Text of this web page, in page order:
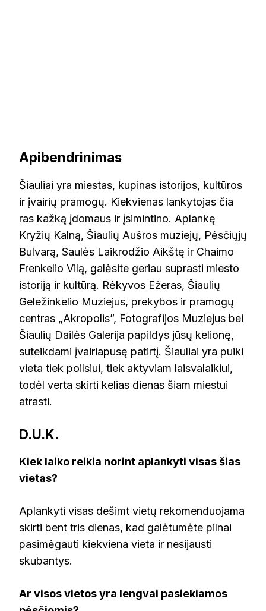
Apibendrinimas
Šiauliai yra miestas, kupinas istorijos, kultūros
ir įvairių pramogų. Kiekvienas lankytojas čia
ras kažką įdomaus ir įsimintino. Aplankę
Kryžių Kalną, Šiaulių Aušros muziejų, Pėsčiųjų
Bulvarą, Saulės Laikrodžio Aikštę ir Chaimo
Frenkelio Vilą, galėsite geriau suprasti miesto
istoriją ir kultūrą. Rėkyvos Ežeras, Šiaulių
Geležinkelio Muziejus, prekybos ir pramogų
centras „Akropolis”, Fotografijos Muziejus bei
Šiaulių Dailės Galerija papildys jūsų kelionę,
suteikdami įvairiapusę patirtį. Šiauliai yra puiki
vieta tiek poilsiui, tiek aktyviam laisvalaikiui,
todėl verta skirti kelias dienas šiam miestui
atrasti.
D.U.K.
Kiek laiko reikia norint aplankyti visas šias
vietas?
Aplankyti visas dešimt vietų rekomenduojama
skirti bent tris dienas, kad galėtumėte pilnai
pasimėgauti kiekviena vieta ir nesijausti
skubantys.
Ar visos vietos yra lengvai pasiekiamos